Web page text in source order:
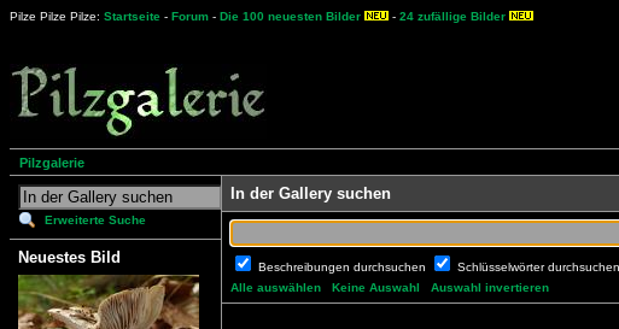
Pilze Pilze Pilze: Startseite - Forum - Die 100 neuesten Bilder - 24 zufällige Bilder
Pilzgalerie
Erweiterte Suche
Neuestes Bild
In der Gallery suchen
Beschreibungen durchsuchen Schlüsselwörter durchsuchen
Alle auswählen
Keine Auswahl Auswahl invertieren